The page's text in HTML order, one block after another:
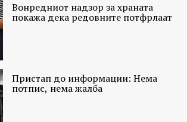
Вонредниот надзор за храната
покажа дека редовните потфрлаат
Пристап до информации: Нема
потпис, нема жалба